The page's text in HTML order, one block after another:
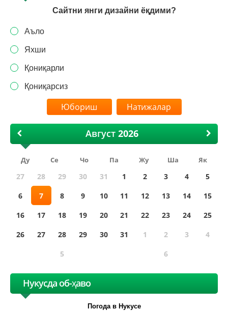
Сайтни янги дизайни ёқдими?
Аъло
Яхши
Қониқарли
Қониқарсиз
Натижалар
Август
Ду Се Чо Па Жу Ша Як
27 28 29 30 31 1 2 3 4
5
6
7 8 9 10 11 12 13 14
15
16
17 18 19 20 21 22 23 24
25
26
27 28 29 30 31 1 2 3
4
5
6
Нукусда об-ҳаво
Погода в Нукусе